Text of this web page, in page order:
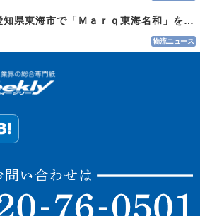
日本ＧＬＰ 愛知県東海市で「Ｍａｒｑ東海名和」を開発
物流ニュース